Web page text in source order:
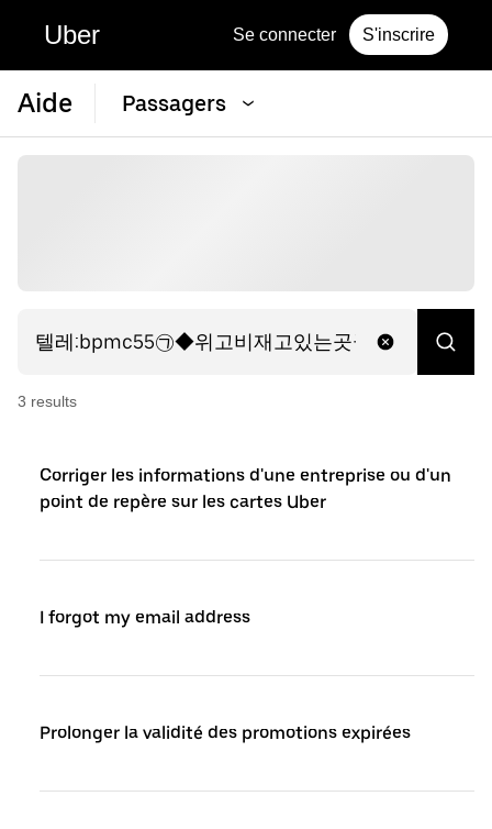
Uber Se connecter S'inscrire
Aide Passagers
3 results
Corriger les informations d'une entreprise ou d'un
point de repère sur les cartes Uber
I forgot my email address
Prolonger la validité des promotions expirées